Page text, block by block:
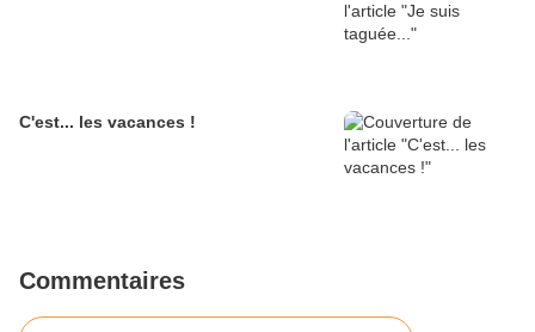
C'est... les vacances !
Commentaires